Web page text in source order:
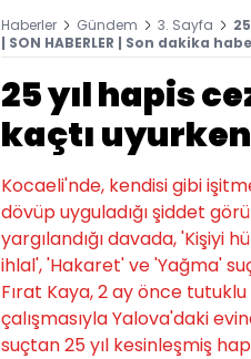
Haberler Gündem 3. Sayfa
| SON HABERLER | Son dakika
25 yıl hapis
kaçtı
Kocaeli'nde, kendisi gibi
dövüp uyguladığı şiddet
yargılandığı davada, 'Kişiyi
ihlal', 'Hakaret' ve 'Yağma'
Fırat Kaya, 2 ay önce
çalışmasıyla Yalova'daki
suçtan 25 yıl kesinleşmiş